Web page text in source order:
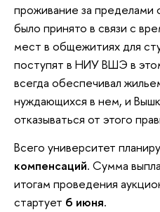
проживание за
было принято в связи с
мест в общежитиях для
поступят в НИУ ВШЭ в
всегда обеспечивал
нуждающихся в нем, и
отказываться от этого
Всего университет
компенсаций. Сумма
итогам проведения
стартует 6 июня.